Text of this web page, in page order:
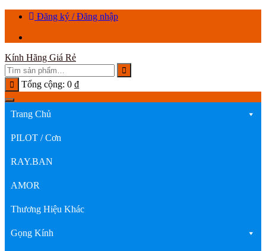
Chuyển
dung
Đăng ký / Đăng nhập
Kính Hãng Giá Rẻ
Tổng cộng: 0 ₫
Trang Chủ
PILOT / Cơn
RAY.BAN
AMOR
Thương Hiệu Khác
Gọng Kính